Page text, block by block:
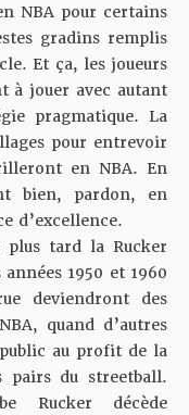
NBA pour certains
gradins remplis
Et ça, les joueurs
à jouer avec autant
pragmatique. La
pour entrevoir
en NBA. En
bien, pardon, en
d’excellence.
plus tard la Rucker
1950 et 1960
deviendront des
quand d’autres
au profit de la
pairs du streetball.
Rucker décède